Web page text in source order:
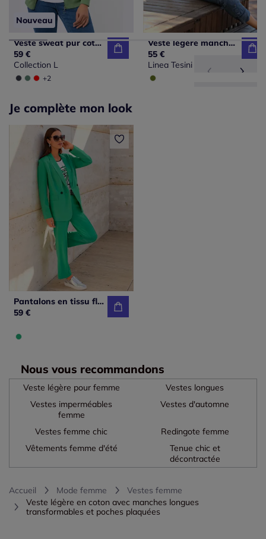
Nouveau
Veste sweat pur coton
59 €
Collection L
+2
Veste légère manches trois quarts avec bordures contrastées
55 €
Linea Tesini
Je complète mon look
Pantalons en tissu fluide et doux avec poches pratiques
59 €
Nous vous recommandons
Veste légère pour femme
Vestes imperméables
femme
Vestes longues
Vestes d'automne
Vestes femme chic
Vêtements femme d'été
Redingote femme
Tenue chic et
décontractée
Accueil Mode femme
Vestes femme
Veste légère en coton avec manches longues
transformables et poches plaquées